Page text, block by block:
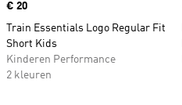
Price
€ 20
Train Essentials Logo Regular Fit
Short Kids
Kinderen Performance
2 kleuren